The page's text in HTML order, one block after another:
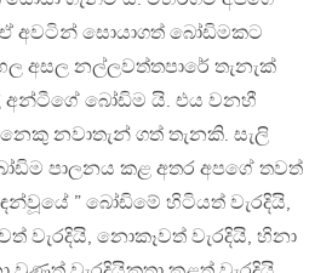
ඒ අවටින් සොයාගත් බෝඩිමකට
අසල නල්ලවත්තපාරේ තැනැක්
අන්ටීගේ බෝඩිම යි. එය වනහී
නවාතැන් ගත් තැනකි. සැලි
පාලනය කළ අතර අපගේ තවත්
” බෝඩිමේ හිටියත් වැරදියි,
වැරදියි, නොකෑවත් වැරදියි, හිනා